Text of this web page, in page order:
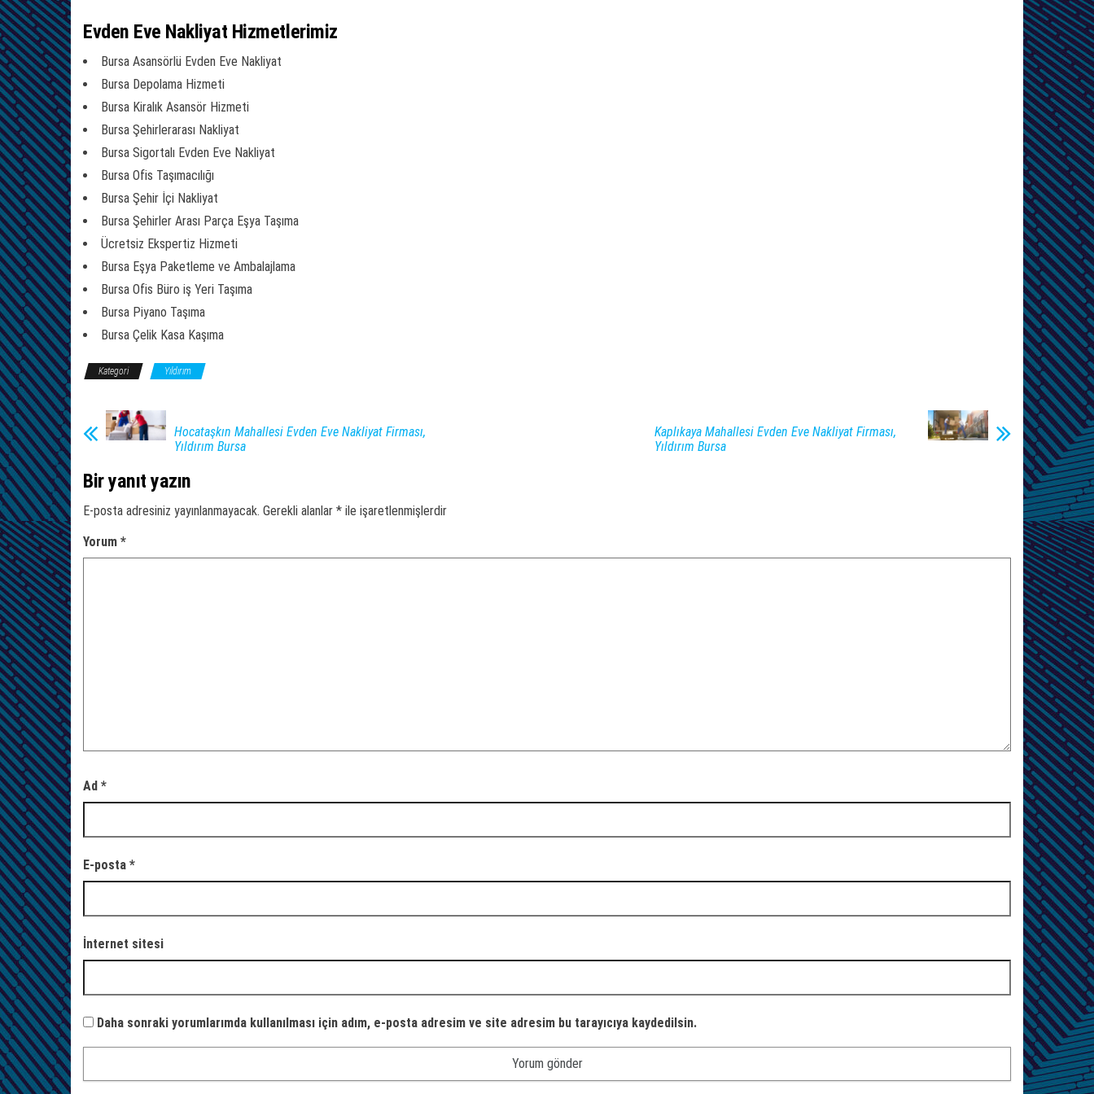
Evden Eve Nakliyat Hizmetlerimiz
Bursa Asansörlü Evden Eve Nakliyat
Bursa Depolama Hizmeti
Bursa Kiralık Asansör Hizmeti
Bursa Şehirlerarası Nakliyat
Bursa Sigortalı Evden Eve Nakliyat
Bursa Ofis Taşımacılığı
Bursa Şehir İçi Nakliyat
Bursa Şehirler Arası Parça Eşya Taşıma
Ücretsiz Ekspertiz Hizmeti
Bursa Eşya Paketleme ve Ambalajlama
Bursa Ofis Büro iş Yeri Taşıma
Bursa Piyano Taşıma
Bursa Çelik Kasa Kaşıma
Kategori Yıldırım
Hocataşkın Mahallesi Evden Eve Nakliyat Firması,
Yıldırım Bursa
Kaplıkaya Mahallesi Evden Eve Nakliyat Firması,
Yıldırım Bursa
Bir yanıt yazın
E-posta adresiniz yayınlanmayacak. Gerekli alanlar * ile işaretlenmişlerdir
Yorum *
Ad *
E-posta *
İnternet sitesi
Daha sonraki yorumlarımda kullanılması için adım, e-posta adresim ve site adresim bu tarayıcıya kaydedilsin.